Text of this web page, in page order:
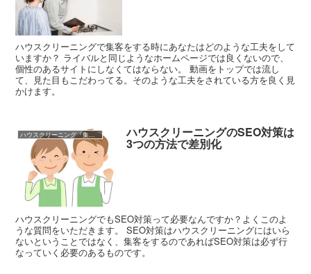
ハウスクリーニングで集客をする時にあなたはどのような工夫をして
いますか？ ライバルと同じようなホームページでは良くないので、
個性のあるサイトにしなくてはならない。 動画をトップでは流し
て、見た目もこだわってる。そのような工夫をされている方を良く見
かけます。
ハウスクリーニング『集客』（利益100万円/月） ハウスクリーニングのSEO対策は
3つの方法で差別化
ハウスクリーニングでもSEO対策って必要なんですか？よくこのよ
うな質問をいただきます。 SEO対策はハウスクリーニングにはいら
ないということではなく、集客をするのであればSEO対策は必ず行
なっていく必要のあるものです。